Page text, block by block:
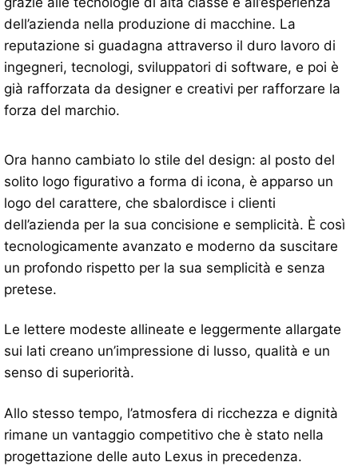
dell’azienda nella produzione di macchine. La
reputazione si guadagna attraverso il duro lavoro di
ingegneri, tecnologi, sviluppatori di software, e poi è
già rafforzata da designer e creativi per rafforzare la
forza del marchio.
Ora hanno cambiato lo stile del design: al posto del
solito logo figurativo a forma di icona, è apparso un
logo del carattere, che sbalordisce i clienti
dell’azienda per la sua concisione e semplicità. È così
tecnologicamente avanzato e moderno da suscitare
un profondo rispetto per la sua semplicità e senza
pretese.
Le lettere modeste allineate e leggermente allargate
sui lati creano un’impressione di lusso, qualità e un
senso di superiorità.
Allo stesso tempo, l’atmosfera di ricchezza e dignità
rimane un vantaggio competitivo che è stato nella
progettazione delle auto Lexus in precedenza.